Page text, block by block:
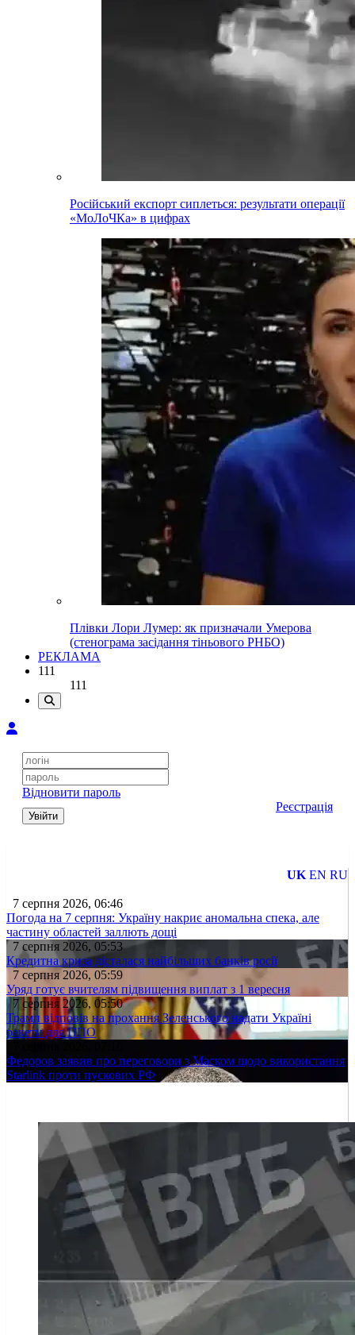
Російський експорт сиплеться: результати операції
«МоЛоЧКа» в цифрах
Плівки Лори Лумер: як призначали Умерова
(стенограма засідання тіньового РНБО)
РЕКЛАМА
111
111
Відновити пароль
Увійти
Реєстрація
UK EN RU
7 серпня 2026, 06:46
Погода на 7 серпня: Україну накриє аномальна спека, але
частину областей заллють дощі
7 серпня 2026, 05:53
Кредитна криза дісталася найбільших банків росії
7 серпня 2026, 05:59
Уряд готує вчителям підвищення виплат з 1 вересня
7 серпня 2026, 05:50
Трамп відповів на прохання Зеленського надати Україні
ракети для ППО
Федоров заявив про переговори з Маском щодо використання
Starlink проти пускових РФ